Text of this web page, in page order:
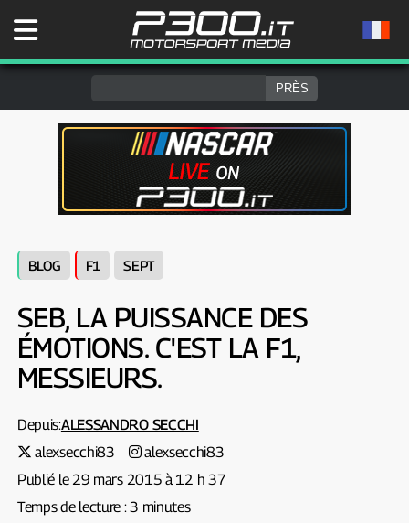
BLOG F1 SEPT
SEB, LA PUISSANCE DES
ÉMOTIONS. C'EST LA F1,
MESSIEURS.
Depuis:ALESSANDRO SECCHI
alexsecchi83
alexsecchi83
Publié le 29 mars 2015 à 12 h 37
Temps de lecture : 3 minutes